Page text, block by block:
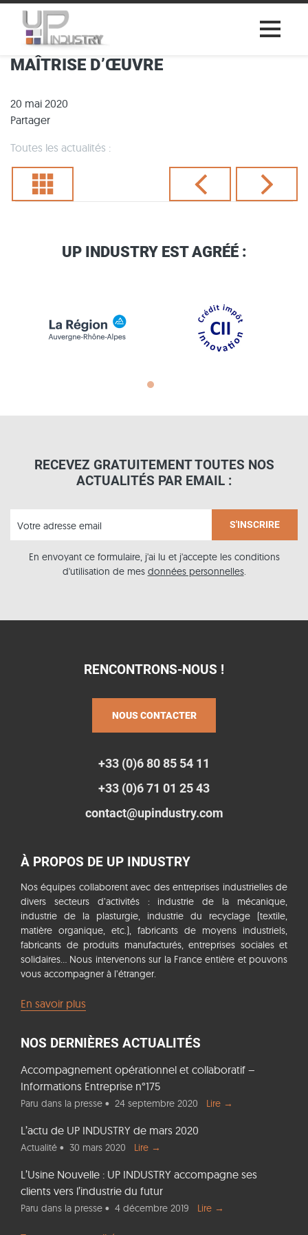
MAÎTRISE D’ŒUVRE
20 mai 2020
Partager
Toutes les actualités :
UP INDUSTRY EST AGRÉÉ :
RECEVEZ GRATUITEMENT TOUTES NOS
ACTUALITÉS PAR EMAIL :
En envoyant ce formulaire, j'ai lu et j'accepte les conditions
d'utilisation de mes données personnelles.
À PROPOS DE UP INDUSTRY
Nos équipes collaborent avec des entreprises industrielles de
divers secteurs d’activités : industrie de la mécanique,
industrie de la plasturgie, industrie du recyclage (textile,
matière organique, etc.), fabricants de moyens industriels,
fabricants de produits manufacturés, entreprises sociales et
solidaires... Nous intervenons sur la France entière et pouvons
vous accompagner à l’étranger.
En savoir plus
RENCONTRONS-NOUS !
NOUS CONTACTER
+33 (0)6 80 85 54 11
+33 (0)6 71 01 25 43
contact@upindustry.com
NOS DERNIÈRES ACTUALITÉS
Accompagnement opérationnel et collaboratif –
Informations Entreprise n°175
Paru dans la presse • 24 septembre 2020 Lire →
L’actu de UP INDUSTRY de mars 2020
Actualité • 30 mars 2020 Lire →
L’Usine Nouvelle : UP INDUSTRY accompagne ses
clients vers l’industrie du futur
Paru dans la presse • 4 décembre 2019 Lire →